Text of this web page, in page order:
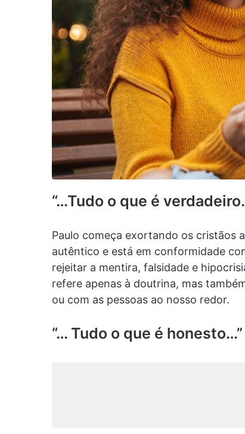
“…Tudo o que é
Paulo começa exortando os cristãos
autêntico e está em conformidade
rejeitar a mentira, falsidade e
refere apenas à doutrina, mas
ou com as pessoas ao nosso redor.
“… Tudo o que é honesto…”